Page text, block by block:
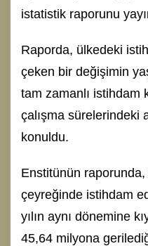
istatistik raporunu
Raporda, ülkedeki
çeken bir değişimin
tam zamanlı istihdam
çalışma sürelerindeki
konuldu.
Enstitünün raporunda,
çeyreğinde istihdam
yılın aynı dönemine
45,64 milyona